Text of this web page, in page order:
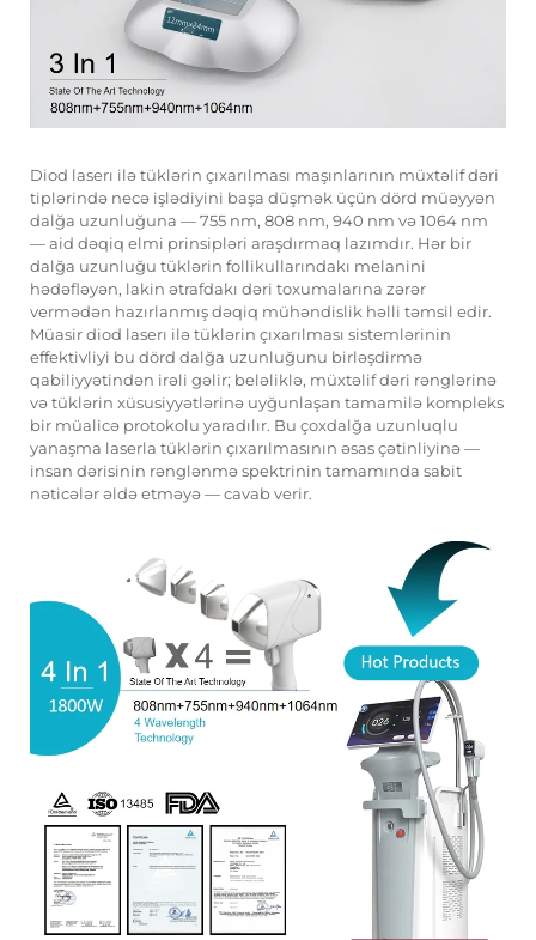
Diod laserı ilə tüklərin çıxarılması maşınlarının müxtəlif dəri
tiplərində necə işlədiyini başa düşmək üçün dörd müəyyən
dalğa uzunluğuna — 755 nm, 808 nm, 940 nm və 1064 nm
— aid dəqiq elmi prinsipləri araşdırmaq lazımdır. Hər bir
dalğa uzunluğu tüklərin follikullarındakı melanini
hədəfləyən, lakin ətrafdakı dəri toxumalarına zərər
vermədən hazırlanmış dəqiq mühəndislik həlli təmsil edir.
Müasir diod laserı ilə tüklərin çıxarılması sistemlərinin
effektivliyi bu dörd dalğa uzunluğunu birləşdirmə
qabiliyyətindən irəli gəlir; beləliklə, müxtəlif dəri rənglərinə
və tüklərin xüsusiyyətlərinə uyğunlaşan tamamilə kompleks
bir müalicə protokolu yaradılır. Bu çoxdalğa uzunluqlu
yanaşma laserla tüklərin çıxarılmasının əsas çətinliyinə —
insan dərisinin rənglənmə spektrinin tamamında sabit
nəticələr əldə etməyə — cavab verir.